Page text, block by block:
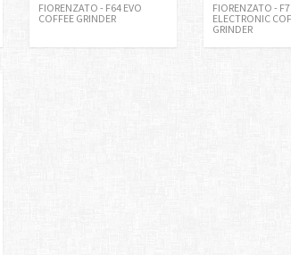
FIORENZATO - F64 EVO
COFFEE GRINDER
FIORENZATO -
ELECTRONIC
GRINDER